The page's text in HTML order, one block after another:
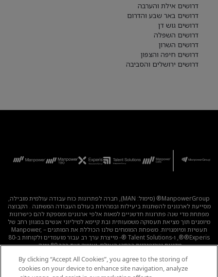
דרושים אילת והערבה
דרושים באר שבע והדרום
דרושים גוש דן
דרושים השפלה
דרושים השרון
דרושים חיפה והצפון
דרושים ירושלים והסביבה
ManpowerGroup® (סימול: MAN), חברה לפתרונות כוח עבודה עולמית מובילה,
מסייעת לארגונים להשתנות ביעילות ובמהירות בעולם העבודה המשתנה . הקבוצה
מפתחת מדי שנה פתרונות חדשניים למאות אלפי ארגונים ומספקת להם כישרונות
מיומנים תוך מציאת תעסוקה משמעותית ובת קיימא למיליוני אנשים במגוון רחב של
תעשיות ומיומנויות. משפחת המומחים שלנו הכוללת את המותגים – Manpower,
®Experis®, ו-Talent Solutions ®- מייצרת ערך רב עבור מועמדים ולקוחות ב-80
מדינות וטריטוריות ברחבי העולם, ועושה זאת כבר 80 שנה.
לכל המשרות | מדיניות הפרטיות | תנאי השימוש | נגישות
קוד אתי
|
By clicking “Accept All Cookies”, you agree to the storing of
cookies on your device to enhance site navigation, analyze